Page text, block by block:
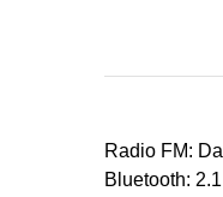
Radio FM: Da
Bluetooth: 2.1